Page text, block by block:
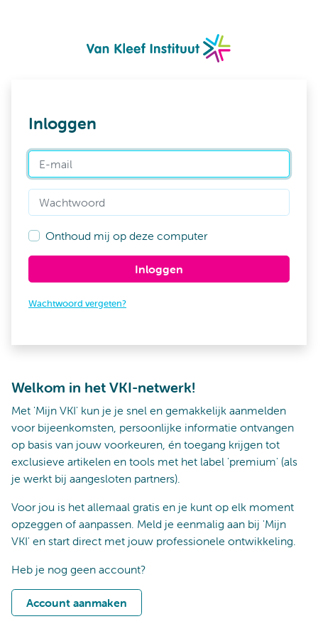
Inloggen
E-mail
Wachtwoord
Onthoud mij op deze computer
Inloggen
Wachtwoord vergeten?
Welkom in het VKI-netwerk!
Met 'Mijn VKI' kun je je snel en gemakkelijk aanmelden
voor bijeenkomsten, persoonlijke informatie ontvangen
op basis van jouw voorkeuren, én toegang krijgen tot
exclusieve artikelen en tools met het label 'premium' (als
je werkt bij aangesloten partners).
Voor jou is het allemaal gratis en je kunt op elk moment
opzeggen of aanpassen. Meld je eenmalig aan bij 'Mijn
VKI' en start direct met jouw professionele ontwikkeling.
Heb je nog geen account?
Account aanmaken